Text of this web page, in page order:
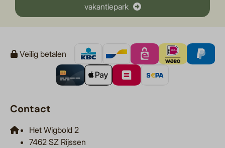
vakantiepark
Veilig betalen
Contact
Het Wigbold 2
7462 SZ Rijssen